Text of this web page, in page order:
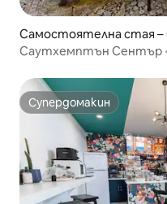
Самостоятелна стая
Саутхемптън Сентър
Супердомакин
Супердомакин